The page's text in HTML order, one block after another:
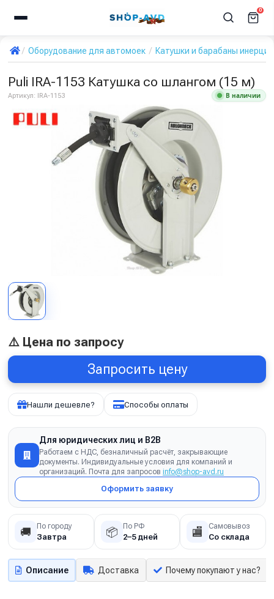
0
Оборудование для автомоек Катушки и барабаны
Puli IRA-1153 Катушка со шлангом (15 м)
Артикул: IRA-1153 В наличии
⚠️ Цена по запросу
Запросить цену
Нашли дешевле? Способы оплаты
Для юридических лиц и B2B
Работаем с НДС, безналичный расчёт, закрывающие
документы. Индивидуальные условия для компаний и
организаций. Почта для запросов info@shop-avd.ru
Оформить заявку
🚚 По городу
Завтра 📦 По РФ
2–5 дней 🏬 Самовывоз
Со склада
Описание Доставка Почему покупают у нас?